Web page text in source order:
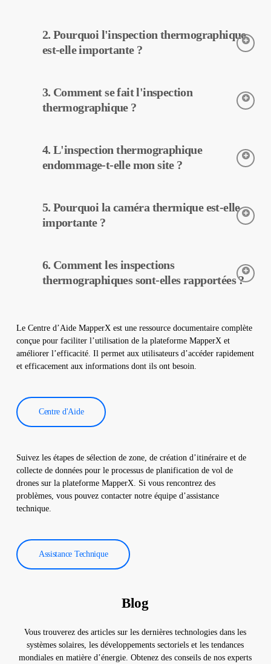
détecter les températures des équipements dans les centrales
solaires. Grâce à cette inspection, les pannes potentielles peuvent
2. Pourquoi l'inspection thermographique
est-elle importante ?
équipements dans les centrales solaires. Avec la détection
précoce des pannes et l’entretien préventif, les coûts
3. Comment se fait l'inspection
thermographique ?
thermiques. Ces caméras détectent les températures des
équipements, et ces données sont traitées et rapportées par
4. L'inspection thermographique
endommage-t-elle mon site ?
elle peut donc être réalisée sans aucun changement physique
dans votre centrale. Elle n’endommage pas votre site et
5. Pourquoi la caméra thermique est-elle
importante ?
précision les températures des équipements dans les centrales
solaires. Elles aident à la détection précoce des pannes et à
6. Comment les inspections
thermographiques sont-elles rapportées ?
notre logiciel, qui génère un rapport complet. Ces rapports sont
utilisés pour améliorer l’efficacité des centrales solaires et
réduire les coûts d’exploitation.
Le Centre d’Aide MapperX est une ressource documentaire complète
conçue pour faciliter l’utilisation de la plateforme MapperX et
améliorer l’efficacité. Il permet aux utilisateurs d’accéder rapidement
et efficacement aux informations dont ils ont besoin.
Centre d'Aide
Suivez les étapes de sélection de zone, de création d’itinéraire et de
collecte de données pour le processus de planification de vol de
drones sur la plateforme MapperX. Si vous rencontrez des
problèmes, vous pouvez contacter notre équipe d’assistance
technique.
Assistance Technique
Blog
Vous trouverez des articles sur les dernières technologies dans les
systèmes solaires, les développements sectoriels et les tendances
mondiales en matière d’énergie. Obtenez des conseils de nos experts